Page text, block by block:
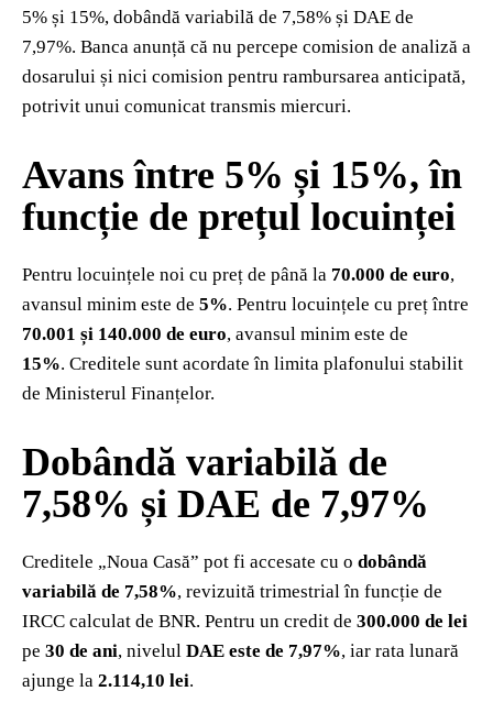
5% și 15%, dobândă variabilă de 7,58% și DAE de
7,97%. Banca anunță că nu percepe comision de analiză a
dosarului și nici comision pentru rambursarea anticipată,
potrivit unui comunicat transmis miercuri.
Avans între 5% și 15%, în
funcție de prețul locuinței
Pentru locuințele noi cu preț de până la 70.000 de euro,
avansul minim este de 5%. Pentru locuințele cu preț între
70.001 și 140.000 de euro, avansul minim este de
15%. Creditele sunt acordate în limita plafonului stabilit
de Ministerul Finanțelor.
Dobândă variabilă de
7,58% și DAE de 7,97%
Creditele „Noua Casă” pot fi accesate cu o dobândă
variabilă de 7,58%, revizuită trimestrial în funcție de
IRCC calculat de BNR. Pentru un credit de 300.000 de lei
pe 30 de ani, nivelul DAE este de 7,97%, iar rata lunară
ajunge la 2.114,10 lei.